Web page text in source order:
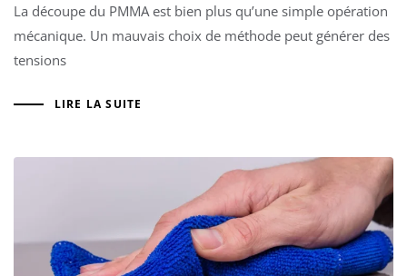
La découpe du PMMA est bien plus qu’une simple opération
mécanique. Un mauvais choix de méthode peut générer des
tensions
LIRE LA SUITE